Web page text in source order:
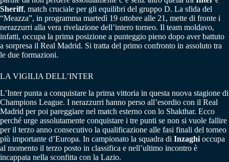
Sheriff, match cruciale per gli equilibri del gruppo D. La sfida del
“Meazza”, in programma martedì 19 ottobre alle 21, mette di fronte i
nerazzurri alla vera rivelazione dell’intero torneo. Il team moldavo,
infatti, occupa la prima posizione a punteggio pieno dopo aver battuto
a sorpresa il Real Madrid. Si tratta del primo confronto in assoluto tra
le due formazioni.
LA VIGILIA DELL’INTER
L’Inter punta a conquistare la prima vittoria in questa nuova stagione di
Champions League. I nerazzurri hanno perso all’esordio con il Real
Madrid per poi pareggiare nel match esterno con lo Shakthar. Ecco
perché urge assolutamente conquistare i tre punti se non si vuole fallire
per il terzo anno consecutivo la qualificazione alle fasi finali del torneo
più importante d’Europa. In campionato la squadra di Inzaghi occupa
al momento il terzo posto in classifica e nell’ultimo incontro è
incappata nella sconfitta con la Lazio.